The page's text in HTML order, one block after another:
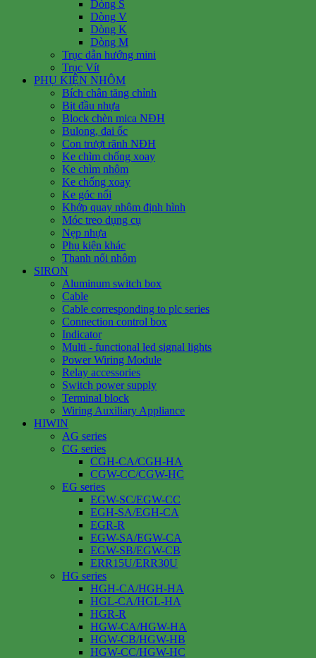
Dòng S
Dòng V
Dòng K
Dòng M
Trục dẫn hướng mini
Trục Vít
PHỤ KIỆN NHÔM
Bích chân tăng chỉnh
Bịt đầu nhựa
Block chèn mica NĐH
Bulong, đai ốc
Con trượt rãnh NĐH
Ke chìm chống xoay
Ke chìm nhôm
Ke chống xoay
Ke góc nổi
Khớp quay nhôm định hình
Móc treo dụng cụ
Nẹp nhựa
Phụ kiện khác
Thanh nối nhôm
SIRON
Aluminum switch box
Cable
Cable corresponding to plc series
Connection control box
Indicator
Multi - functional led signal lights
Power Wiring Module
Relay accessories
Switch power supply
Terminal block
Wiring Auxiliary Appliance
HIWIN
AG series
CG series
CGH-CA/CGH-HA
CGW-CC/CGW-HC
EG series
EGW-SC/EGW-CC
EGH-SA/EGH-CA
EGR-R
EGW-SA/EGW-CA
EGW-SB/EGW-CB
ERR15U/ERR30U
HG series
HGH-CA/HGH-HA
HGL-CA/HGL-HA
HGR-R
HGW-CA/HGW-HA
HGW-CB/HGW-HB
HGW-CC/HGW-HC